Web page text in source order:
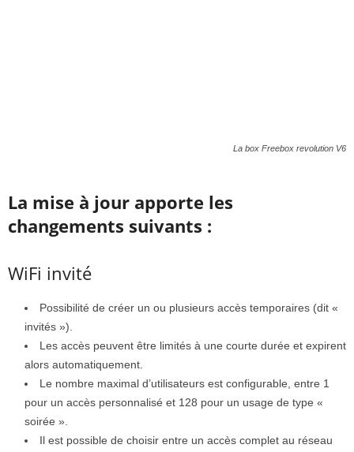
La box Freebox revolution V6
La mise à jour apporte les
changements suivants :
WiFi invité
Possibilité de créer un ou plusieurs accès temporaires (dit «
invités »).
Les accès peuvent être limités à une courte durée et expirent
alors automatiquement.
Le nombre maximal d’utilisateurs est configurable, entre 1
pour un accès personnalisé et 128 pour un usage de type «
soirée ».
Il est possible de choisir entre un accès complet au réseau